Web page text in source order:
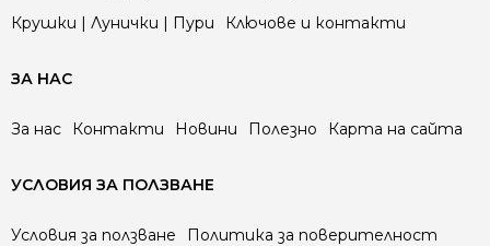
Крушки | Лунички | Пури
Ключове и контакти
ЗА НАС
За нас Контакти Новини Полезно Карта на сайта
УСЛОВИЯ ЗА ПОЛЗВАНЕ
Условия за ползване
Политика за поверителност